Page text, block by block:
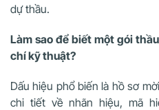
dự thầu.
Làm sao để biết một gói
chí kỹ thuật?
Dấu hiệu phổ biến là hồ sơ
chi tiết về nhãn hiệu, mã